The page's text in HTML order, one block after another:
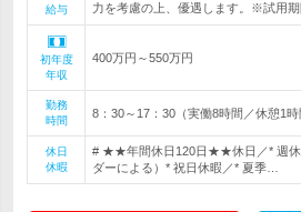
給与
力を考慮の上、優遇します。※試用期
初年度
年収
400万円～550万円
勤務
時間
8：30～17：30（実働8時間／休憩1
休日
休暇
# ★★年間休日120日★★休日／* 週休
ダーによる）* 祝日休暇／* 夏季…